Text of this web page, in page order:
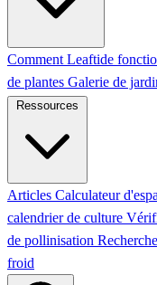
Comment Leaftide
de plantes Galerie de
Ressources
Articles Calculateur
calendrier de culture
de pollinisation
froid